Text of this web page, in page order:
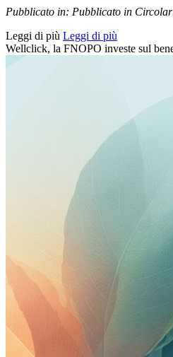
Pubblicato in: Pubblicato in
Leggi di più Leggi di più
Wellclick, la FNOPO investe sul